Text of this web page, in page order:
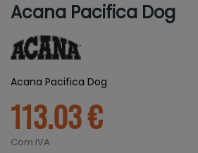
Acana Pacifica Dog
Acana Pacifica Dog
113.03 €
Com IVA